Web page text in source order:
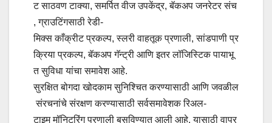
ट साठवण टाक्या, समर्पित वीज उपकेंद्र, बॅकअप जनरेटर संच
, ग्राउटिंगसाठी रेडी-
मिक्स काँक्रीट प्रकल्प, स्लरी वाहतूक प्रणाली, सांडपाणी प्र
क्रिया प्रकल्प, बॅकअप गॅन्ट्री आणि इतर लॉजिस्टिक पायाभू
त सुविधा यांचा समावेश आहे.
सुरक्षित बोगदा खोदकाम सुनिश्चित करण्यासाठी आणि जवळील
संरचनांचे संरक्षण करण्यासाठी सर्वसमावेशक रिअल-
टाइम मॉनिटरिंग प्रणाली बसविण्यात आली आहे. यासाठी वापर